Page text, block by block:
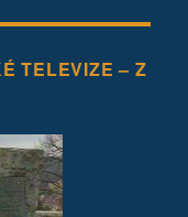
TELEVIZE – Z